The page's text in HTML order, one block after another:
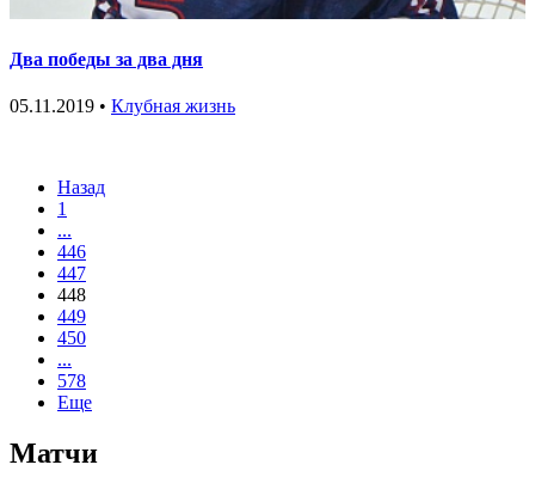
Два победы за два дня
05.11.2019 • Клубная жизнь
Назад
1
...
446
447
448
449
450
...
578
Еще
Матчи